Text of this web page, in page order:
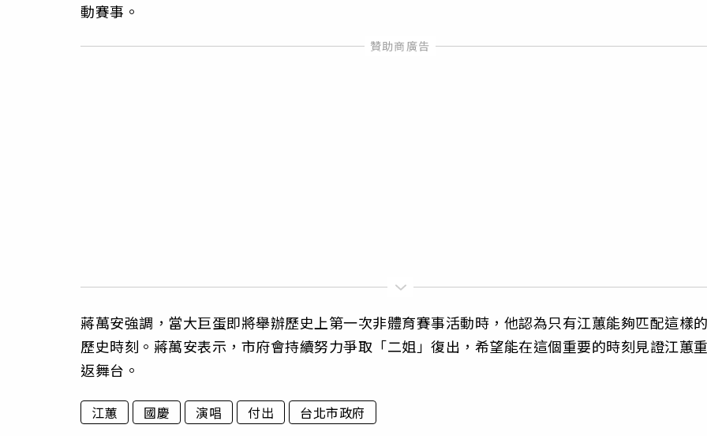
動賽事。
蔣萬安強調，當大巨蛋即將舉辦歷史上第一次非體育賽事活動時，他認為只有江蕙能夠匹配這樣
歷史時刻。蔣萬安表示，市府會持續努力爭取「二姐」復出，希望能在這個重要的時刻見證江蕙
返舞台。
江蕙 國慶 演唱 付出 台北市政府